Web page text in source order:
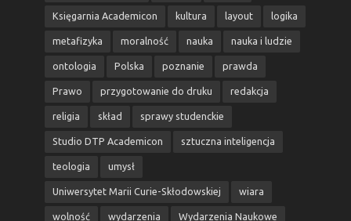
Księgarnia Academicon kultura layout logika
metafizyka moralność nauka nauka i ludzie
ontologia Polska poznanie prawda
Prawo przygotowanie do druku redakcja
religia skład sprawy studenckie
Studio DTP Academicon sztuczna inteligencja
teologia umysł
Uniwersytet Marii Curie-Skłodowskiej wiara
wolność wydarzenia Wydarzenia Naukowe